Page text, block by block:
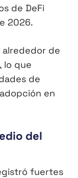
de DeFi
2026.
alrededor de
lo que
de
en
del
fuertes